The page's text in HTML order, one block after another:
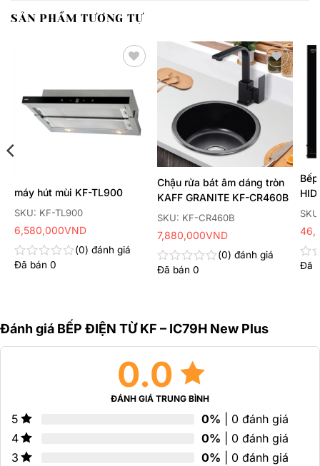
SẢN PHẨM TƯƠNG TỰ
yêu
thích
SKU: KF-TL900
máy hút mùi KF-TL900
Được
sao
0
đánh giá
Đã bán 0
6,580,000VND
Thêm
thích
SKU: KF-CR460B
Chậu rửa bát âm dáng tròn
KAFF GRANITE KF-CR460B
Được
sao
0
đánh giá
Đã bán 0
7,880,000VND
Đã
Đánh giá BẾP ĐIỆN TỪ KF – IC79H New Plus
0.0
ĐÁNH GIÁ TRUNG BÌNH
5 0% | 0 đánh giá
4
0% | 0 đánh giá
3
0% | 0 đánh giá